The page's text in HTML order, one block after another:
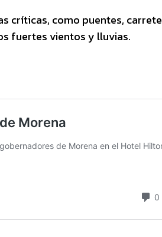
críticas, como puentes,
fuertes vientos y lluvias.